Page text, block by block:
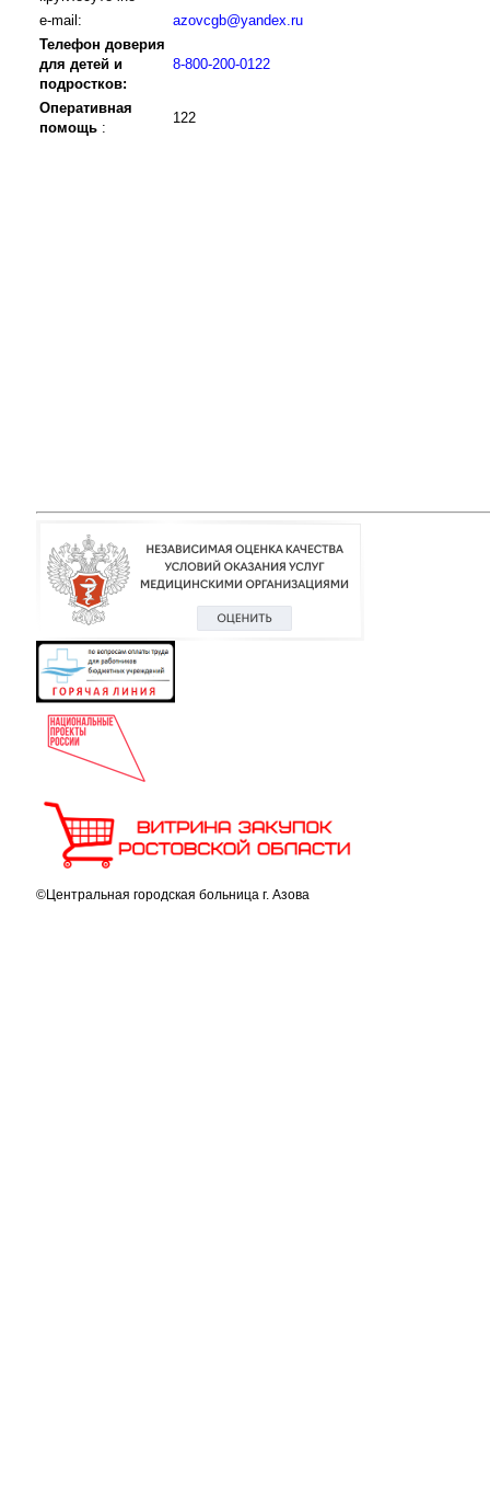
e-mail:
azovcgb@yandex.ru
Телефон доверия
для детей и
подростков:
8-800-200-0122
Оперативная
помощь :
122
©Центральная городская больница г. Азова